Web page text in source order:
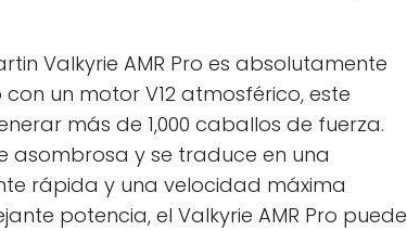
Valkyrie AMR Pro es absolutamente
un motor V12 atmosférico, este
más de 1,000 caballos de fuerza.
asombrosa y se traduce en una
rápida y una velocidad máxima
potencia, el Valkyrie AMR Pro puede